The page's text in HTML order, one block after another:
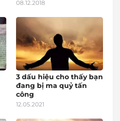
08.12.2018
3 dấu hiệu cho thấy bạn
đang bị ma quỷ tấn
công
12.05.2021